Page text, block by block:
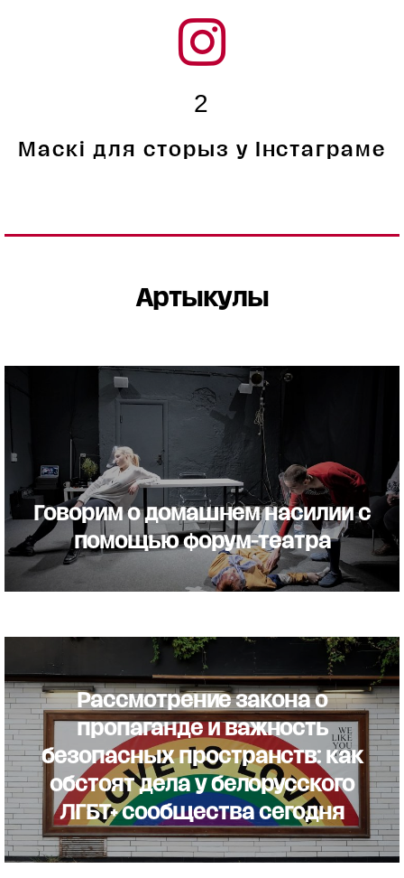
2
Маскі для сторыз у Інстаграме
Артыкулы
Говорим о домашнем насилии с
помощью форум-театра
Рассмотрение закона о
пропаганде и важность
безопасных пространств: как
обстоят дела у белорусского
ЛГБТ+ сообщества сегодня